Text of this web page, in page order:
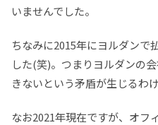
いませんでした。
ちなみに2015年にヨルダンで
した(笑)。つまりヨルダンの
きないという矛盾が生じるわけ
なお2021年現在ですが、オフ